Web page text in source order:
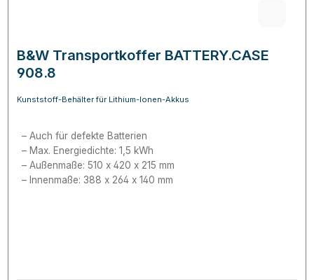
B&W Transportkoffer BATTERY.CASE
908.8
Kunststoff-Behälter für Lithium-Ionen-Akkus
Auch für defekte Batterien
Max. Energiedichte: 1,5 kWh
Außenmaße: 510 x 420 x 215 mm
Innenmaße: 388 x 264 x 140 mm